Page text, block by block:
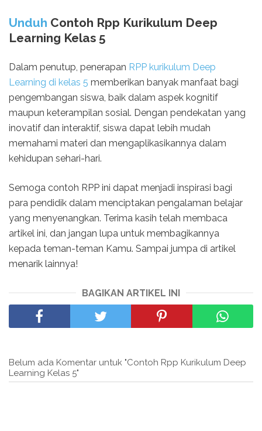
Unduh Contoh Rpp Kurikulum Deep
Learning Kelas 5
Dalam penutup, penerapan RPP kurikulum Deep
Learning di kelas 5 memberikan banyak manfaat bagi
pengembangan siswa, baik dalam aspek kognitif
maupun keterampilan sosial. Dengan pendekatan yang
inovatif dan interaktif, siswa dapat lebih mudah
memahami materi dan mengaplikasikannya dalam
kehidupan sehari-hari.
Semoga contoh RPP ini dapat menjadi inspirasi bagi
para pendidik dalam menciptakan pengalaman belajar
yang menyenangkan. Terima kasih telah membaca
artikel ini, dan jangan lupa untuk membagikannya
kepada teman-teman Kamu. Sampai jumpa di artikel
menarik lainnya!
BAGIKAN ARTIKEL INI
Belum ada Komentar untuk "Contoh Rpp Kurikulum Deep
Learning Kelas 5"